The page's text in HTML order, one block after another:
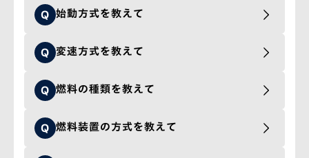
Q 始動方式を教えて
Q 変速方式を教えて
Q 燃料の種類を教えて
Q 燃料装置の方式を教えて